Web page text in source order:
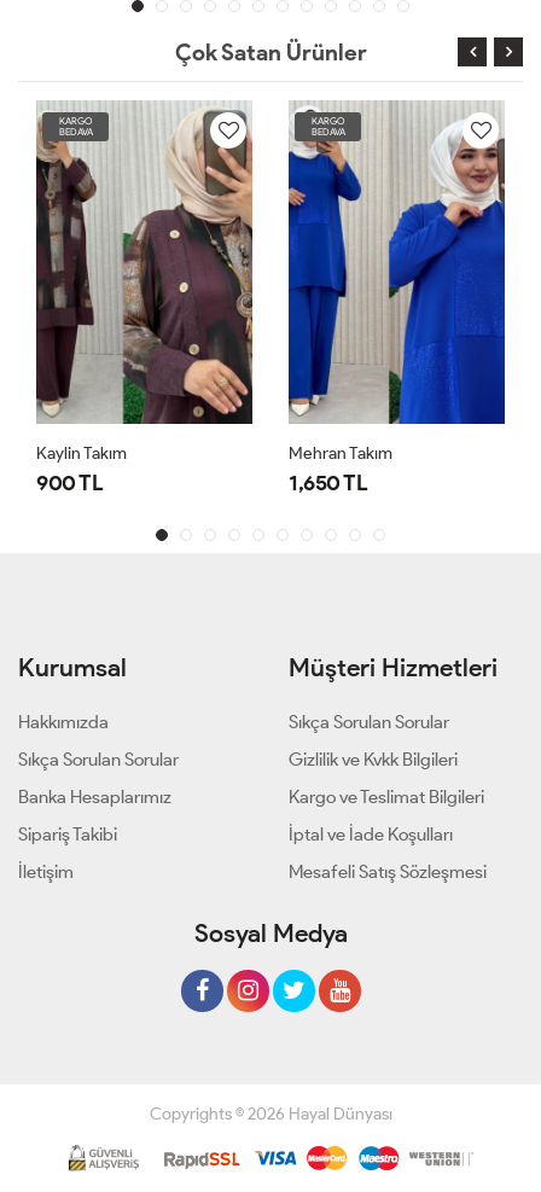
Çok Satan Ürünler
KARGO
BEDAVA
Kaylin Takım
900 TL
KARGO
BEDAVA
Mehran Takım
1,650 TL
Kurumsal
Hakkımızda
Sıkça Sorulan Sorular
Banka Hesaplarımız
Sipariş Takibi
İletişim
Müşteri Hizmetleri
Sıkça Sorulan Sorular
Gizlilik ve Kvkk Bilgileri
Kargo ve Teslimat Bilgileri
İptal ve İade Koşulları
Mesafeli Satış Sözleşmesi
Sosyal Medya
Copyrights © 2026 Hayal Dünyası